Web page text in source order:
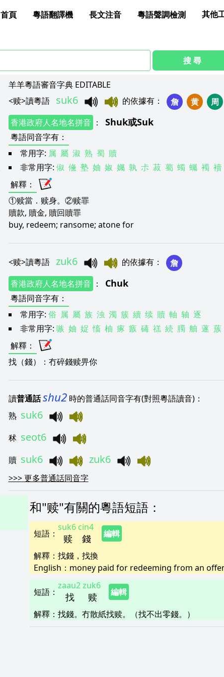
首頁 粵語翻譯機 長文注音 粵語聲調檢測 其他
搜 尋
羊羊粵語審音字典 EDITABLE
<赎>讀粵語 suk6 的依據有： 詹 黄 周
香港政府人名地名拼音 ： Shuk或Suk
粵語同音字有：
常用字: 属 屬 淑 熟 蜀 贖
非常用字: 俶 儵 塾 妯 婌 孎 孰 尗 菽 薥 蠋 蠾 襡 襩
解釋：
①赎當．赎身。②赎罪
贖款, 贖金, 贖回贖罪
buy, redeem; ransome; atone for
<赎>讀粵語 zuk6 的依據有：
詹
香港政府人名地名拼音 ： Chuk
粵語同音字有：
常用字: 俗 属 屬 族 浊 濁 簇 續 续 贖 軸 轴 逐
非常用字: 嗾 妯 娖 慉 柚 瘃 瘯 碡 禚 続 臅 舳 蓫 蔟
解釋：
找（錢）：冇碎錢赎畀你
讀普通話 shu2 時的普通話同音字有(對照粵語讀音)：
熟 suk6
秫 seot6
贖 suk6 zuk6
>>> 更多普通話同音字
和"赎"有關的粵語短語：
短語： 赎
suk6
錢
cin4
編輯
解釋： 找錢，找換
English： money paid for redeeming from an
短語： 找
zaau2
赎
zuk6
編輯
解釋： 找錢。冇散紙找赎。（找不出零錢。）